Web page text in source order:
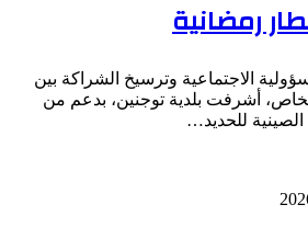
الاجتماعية وترسيخ الشراكة بين
أشرفت بلدية توجنين، بدعم من
الصينية للحديد…